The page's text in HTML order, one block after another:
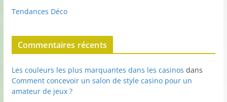
Tendances Déco
Commentaires récents
Les couleurs les plus marquantes dans les casinos dans
Comment concevoir un salon de style casino pour un
amateur de jeux ?